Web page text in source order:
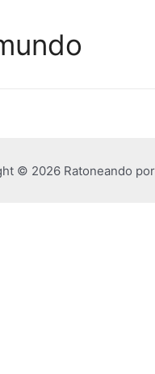
© 2026 Ratoneando